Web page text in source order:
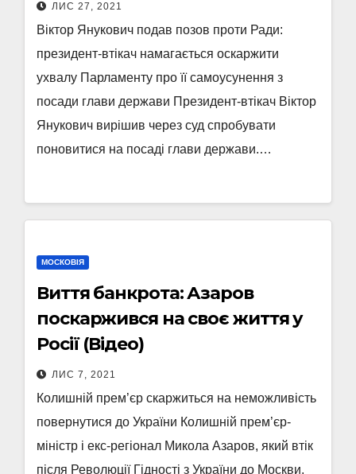
ЛИС 27, 2021
Віктор Янукович подав позов проти Ради:
президент-втікач намагається оскаржити
ухвалу Парламенту про її самоусунення з
посади глави держави Президент-втікач Віктор
Янукович вирішив через суд спробувати
поновитися на посаді глави держави.…
МОСКОВІЯ
Виття банкрота: Азаров
поскаржився на своє життя у
Росії (Відео)
ЛИС 7, 2021
Колишній прем’єр скаржиться на неможливість
повернутися до України Колишній прем’єр-
міністр і екс-регіонал Микола Азаров, який втік
після Революції Гідності з України до Москви,